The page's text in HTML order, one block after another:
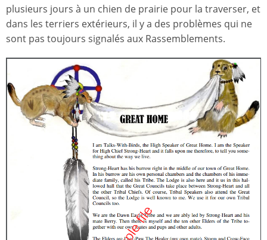
plusieurs jours à un chien de prairie pour la traverser, et
dans les terriers extérieurs, il y a des problèmes qui ne
sont pas toujours signalés aux Rassemblements.